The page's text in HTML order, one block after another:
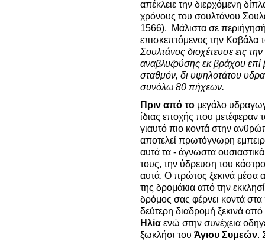
απέκλειε την διερχόμενη
χρόνους του σουλτάνου
1566). Μάλιστα σε
επισκεπτόμενος την Καβάλα
Σουλτάνος διοχέτευσε εις
αναβλυζούσης εκ βράχου
σταθμόν, δι υψηλοτάτου
συνόλω 80 πήχεων.
Πριν από το μεγάλο
ίδιας εποχής που μετέφεραν
γιαυτό πιο κοντά στην
αποτελεί πρωτόγνωρη
αυτά τα - άγνωστα
τους, την ύδρευση του
αυτά. Ο πρώτος ξεκινά μέσα
της δρομάκια από την
δρόμος σας φέρνει κοντά
δεύτερη διαδρομή ξεκινά
Ηλία ενώ στην συνέχεια
ξωκλήσι του Άγιου Συμεών.